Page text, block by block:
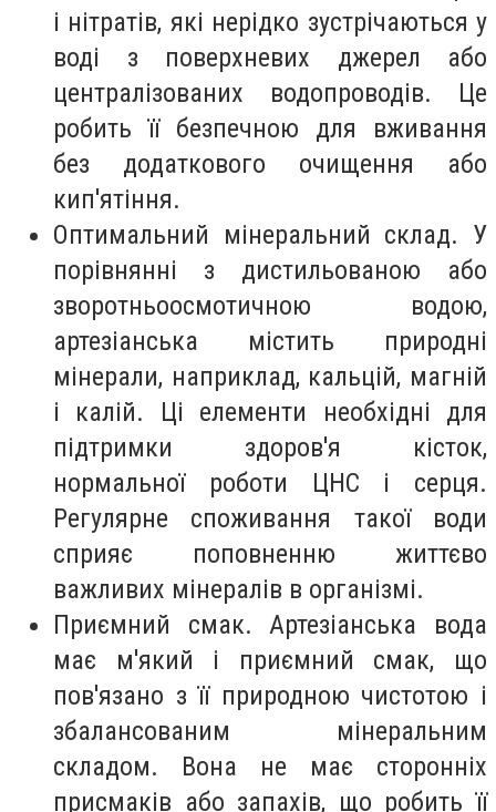
і нітратів, які нерідко зустрічаються у
воді з поверхневих джерел або
централізованих водопроводів. Це
робить її безпечною для вживання
без додаткового очищення або
кип'ятіння.
Оптимальний мінеральний склад. У
порівнянні з дистильованою або
зворотньоосмотичною водою,
артезіанська містить природні
мінерали, наприклад, кальцій, магній
і калій. Ці елементи необхідні для
підтримки здоров'я кісток,
нормальної роботи ЦНС і серця.
Регулярне споживання такої води
сприяє поповненню життєво
важливих мінералів в організмі.
Приємний смак. Артезіанська вода
має м'який і приємний смак, що
пов'язано з її природною чистотою і
збалансованим мінеральним
складом. Вона не має сторонніх
присмаків або запахів, що робить її